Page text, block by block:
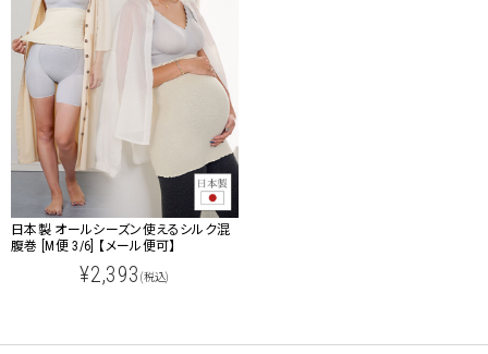
日本製 オールシーズン使えるシルク混
腹巻 [M便 3/6] 【メール便可】
¥2,393 (税込)